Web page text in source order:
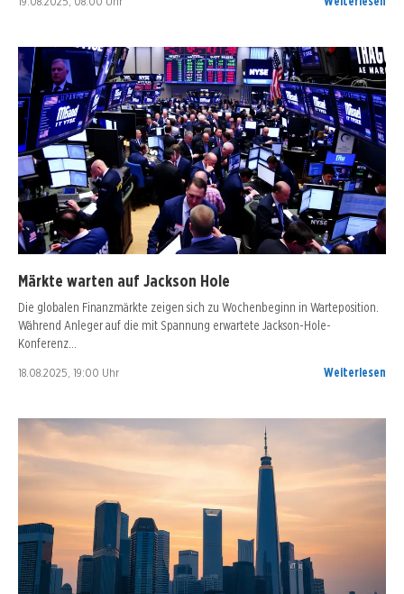
Märkte warten auf Jackson Hole
Die globalen Finanzmärkte zeigen sich zu Wochenbeginn in Warteposition.
Während Anleger auf die mit Spannung erwartete Jackson-Hole-
Konferenz…
18.08.2025, 19:00 Uhr Weiterlesen